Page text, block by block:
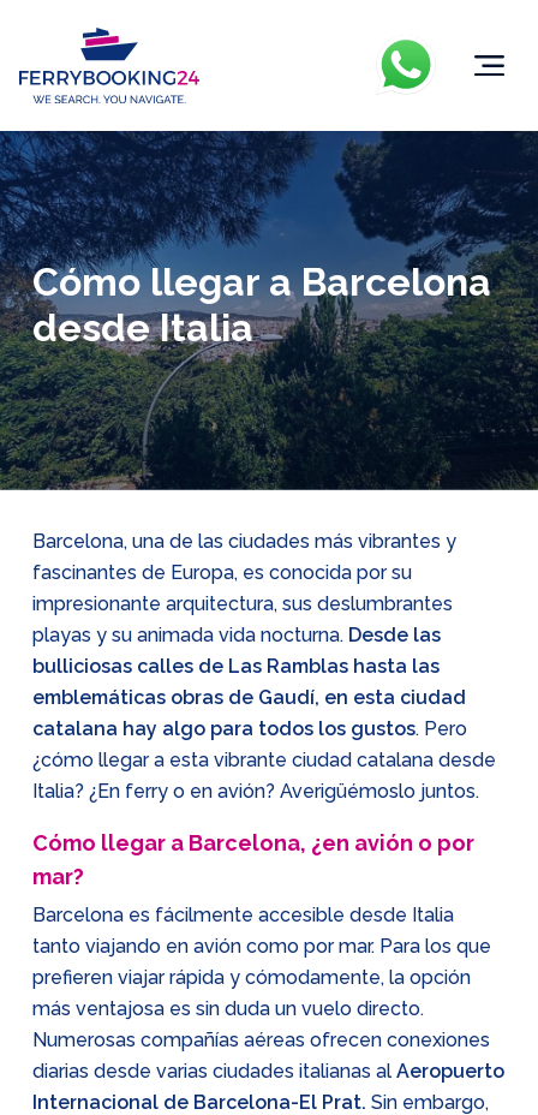
Cómo llegar a Barcelona
desde Italia
Barcelona, una de las ciudades más vibrantes y
fascinantes de Europa, es conocida por su
impresionante arquitectura, sus deslumbrantes
playas y su animada vida nocturna. Desde las
bulliciosas calles de Las Ramblas hasta las
emblemáticas obras de Gaudí, en esta ciudad
catalana hay algo para todos los gustos. Pero
¿cómo llegar a esta vibrante ciudad catalana desde
Italia? ¿En ferry o en avión? Averigüémoslo juntos.
Cómo llegar a Barcelona, ¿en avión o por
mar?
Barcelona es fácilmente accesible desde Italia
tanto viajando en avión como por mar. Para los que
prefieren viajar rápida y cómodamente, la opción
más ventajosa es sin duda un vuelo directo.
Numerosas compañías aéreas ofrecen conexiones
diarias desde varias ciudades italianas al Aeropuerto
Internacional de Barcelona-El Prat. Sin embargo,